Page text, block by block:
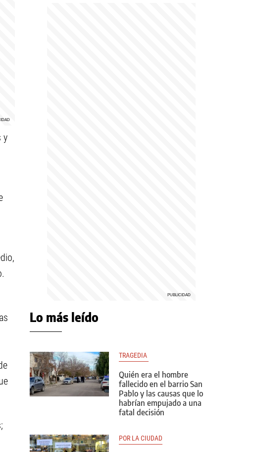
y
Lo más leído
TRAGEDIA
Quién era el hombre
fallecido en el barrio San
Pablo y las causas que lo
habrían empujado a una
fatal decisión
POR LA CIUDAD